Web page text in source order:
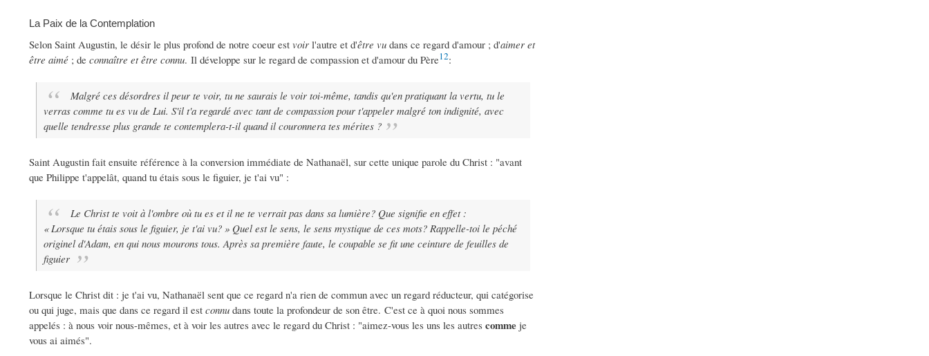
La Paix de la Contemplation
Selon Saint Augustin, le désir le plus profond de notre coeur est voir l'autre et d'être vu dans ce regard d'amour ; d'aimer et
être aimé ; de connaître et être connu. Il développe sur le regard de compassion et d'amour du Père12:
Malgré ces désordres il peur te voir, tu ne saurais le voir toi-même, tandis qu'en pratiquant la vertu, tu le
verras comme tu es vu de Lui. S'il t'a regardé avec tant de compassion pour t'appeler malgré ton indignité, avec
quelle tendresse plus grande te contemplera-t-il quand il couronnera tes mérites ?
Saint Augustin fait ensuite référence à la conversion immédiate de Nathanaël, sur cette unique parole du Christ : "avant
que Philippe t'appelât, quand tu étais sous le figuier, je t'ai vu" :
Le Christ te voit à l'ombre où tu es et il ne te verrait pas dans sa lumière? Que signifie en effet :
« Lorsque tu étais sous le figuier, je t'ai vu? » Quel est le sens, le sens mystique de ces mots? Rappelle-toi le péché
originel d'Adam, en qui nous mourons tous. Après sa première faute, le coupable se fit une ceinture de feuilles de
figuier
Lorsque le Christ dit : je t'ai vu, Nathanaël sent que ce regard n'a rien de commun avec un regard réducteur, qui catégorise
ou qui juge, mais que dans ce regard il est connu dans toute la profondeur de son être. C'est ce à quoi nous sommes
appelés : à nous voir nous-mêmes, et à voir les autres avec le regard du Christ : "aimez-vous les uns les autres comme je
vous ai aimés".